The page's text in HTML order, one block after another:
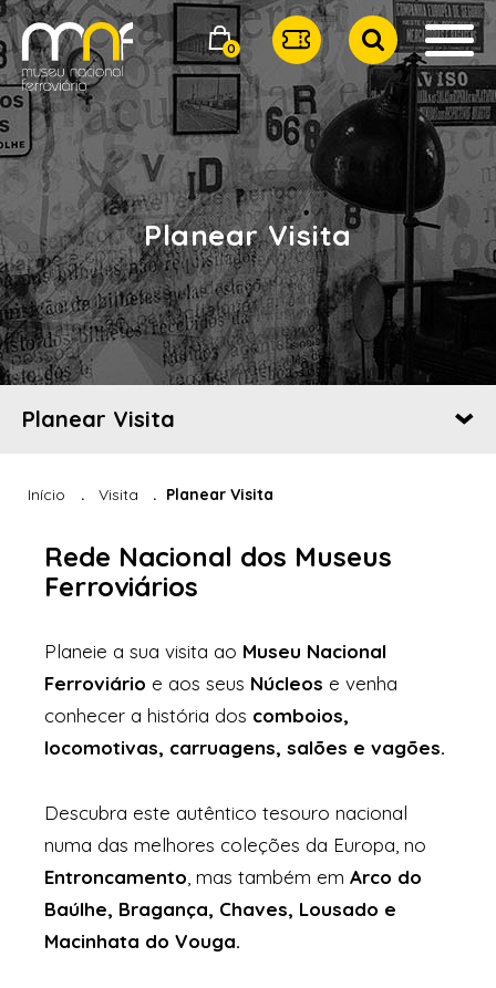
0
Planear Visita
Planear Visita
Início Visita Planear Visita
Rede Nacional dos Museus
Ferroviários
Planeie a sua visita ao Museu Nacional
Ferroviário e aos seus Núcleos e venha
conhecer a história dos comboios,
locomotivas, carruagens, salões e vagões.
Descubra este autêntico tesouro nacional
numa das melhores coleções da Europa, no
Entroncamento , mas também em Arco do
Baúlhe, Bragança, Chaves, Lousado e
Macinhata do Vouga.